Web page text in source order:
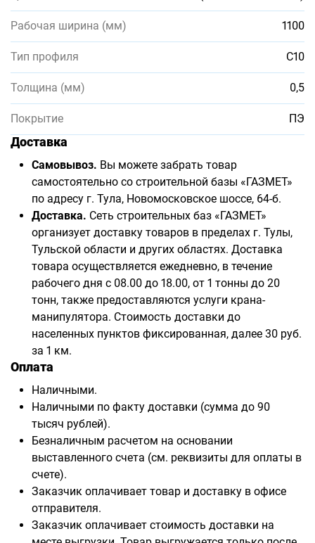
Рабочая ширина (мм) 1100
Тип профиля С10
Толщина (мм) 0,5
Покрытие ПЭ
Доставка
Самовывоз. Вы можете забрать товар
самостоятельно со строительной базы «ГАЗМЕТ»
по адресу г. Тула, Новомосковское шоссе, 64-б.
Доставка. Сеть строительных баз «ГАЗМЕТ»
организует доставку товаров в пределах г. Тулы,
Тульской области и других областях. Доставка
товара осуществляется ежедневно, в течение
рабочего дня с 08.00 до 18.00, от 1 тонны до 20
тонн, также предоставляются услуги крана-
манипулятора. Стоимость доставки до
населенных пунктов фиксированная, далее 30 руб.
за 1 км.
Оплата
Наличными.
Наличными по факту доставки (сумма до 90
тысяч рублей).
Безналичным расчетом на основании
выставленного счета (см. реквизиты для оплаты в
счете).
Заказчик оплачивает товар и доставку в офисе
отправителя.
Заказчик оплачивает стоимость доставки на